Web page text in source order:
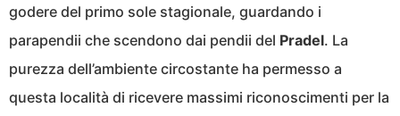
godere del primo sole stagionale, guardando i
parapendii che scendono dai pendii del Pradel. La
purezza dell’ambiente circostante ha permesso a
questa località di ricevere massimi riconoscimenti per la